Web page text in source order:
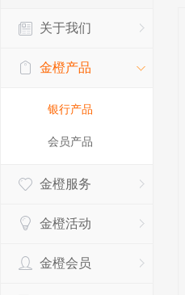
关于调整存量首套住房贷款利率的公告
关于修订《平安银行平安金积存业务
关于我们
金橙产品
银行产品
会员产品
金橙服务
金橙活动
金橙会员